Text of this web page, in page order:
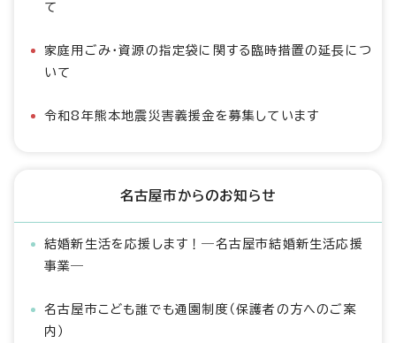
て
家庭用ごみ・資源の指定袋に関する臨時措置の延長につ
いて
令和8年熊本地震災害義援金を募集しています
名古屋市からのお知らせ
結婚新生活を応援します！―名古屋市結婚新生活応援
事業―
名古屋市こども誰でも通園制度（保護者の方へのご案
内）